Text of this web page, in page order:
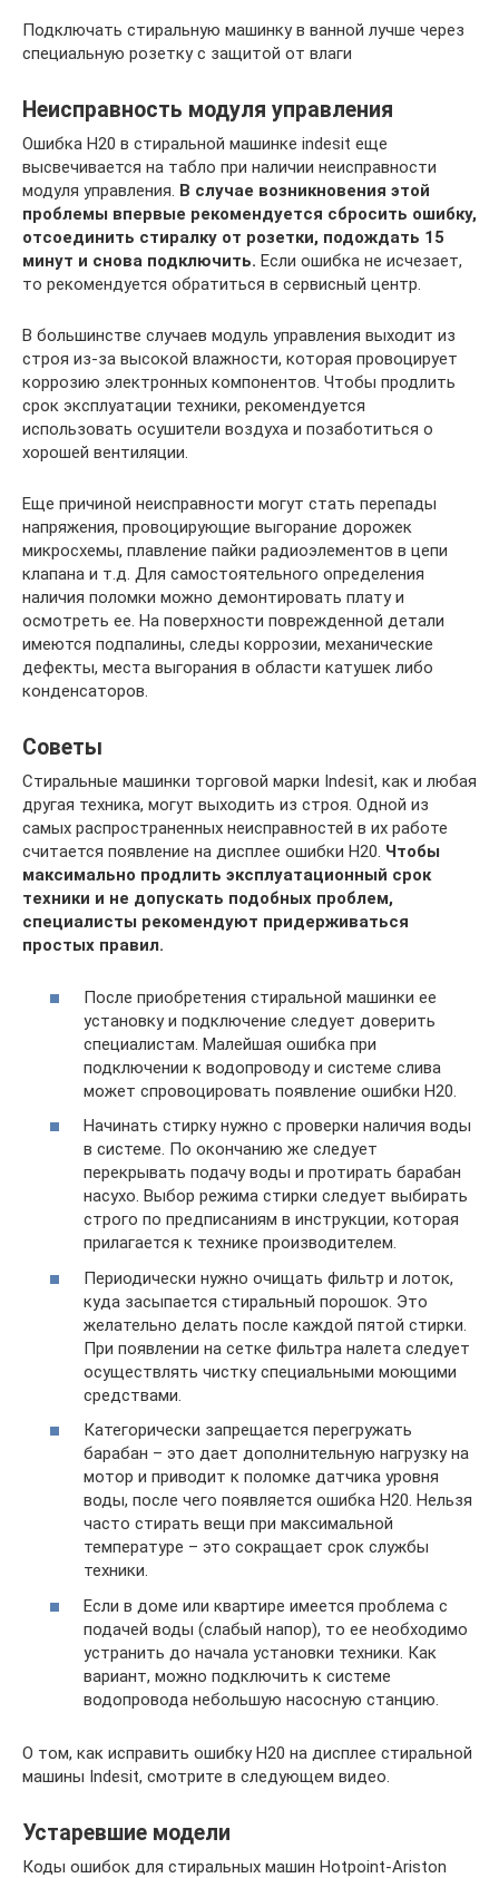
Подключать стиральную машинку в ванной лучше через
специальную розетку с защитой от влаги
Неисправность модуля управления
Ошибка H20 в стиральной машинке indesit еще
высвечивается на табло при наличии неисправности
модуля управления. В случае возникновения этой
проблемы впервые рекомендуется сбросить ошибку,
отсоединить стиралку от розетки, подождать 15
минут и снова подключить. Если ошибка не исчезает,
то рекомендуется обратиться в сервисный центр.
В большинстве случаев модуль управления выходит из
строя из-за высокой влажности, которая провоцирует
коррозию электронных компонентов. Чтобы продлить
срок эксплуатации техники, рекомендуется
использовать осушители воздуха и позаботиться о
хорошей вентиляции.
Еще причиной неисправности могут стать перепады
напряжения, провоцирующие выгорание дорожек
микросхемы, плавление пайки радиоэлементов в цепи
клапана и т.д. Для самостоятельного определения
наличия поломки можно демонтировать плату и
осмотреть ее. На поверхности поврежденной детали
имеются подпалины, следы коррозии, механические
дефекты, места выгорания в области катушек либо
конденсаторов.
Советы
Стиральные машинки торговой марки Indesit, как и любая
другая техника, могут выходить из строя. Одной из
самых распространенных неисправностей в их работе
считается появление на дисплее ошибки H20. Чтобы
максимально продлить эксплуатационный срок
техники и не допускать подобных проблем,
специалисты рекомендуют придерживаться
простых правил.
После приобретения стиральной машинки ее
установку и подключение следует доверить
специалистам. Малейшая ошибка при
подключении к водопроводу и системе слива
может спровоцировать появление ошибки H20.
Начинать стирку нужно с проверки наличия воды
в системе. По окончанию же следует
перекрывать подачу воды и протирать барабан
насухо. Выбор режима стирки следует выбирать
строго по предписаниям в инструкции, которая
прилагается к технике производителем.
Периодически нужно очищать фильтр и лоток,
куда засыпается стиральный порошок. Это
желательно делать после каждой пятой стирки.
При появлении на сетке фильтра налета следует
осуществлять чистку специальными моющими
средствами.
Категорически запрещается перегружать
барабан – это дает дополнительную нагрузку на
мотор и приводит к поломке датчика уровня
воды, после чего появляется ошибка H20. Нельзя
часто стирать вещи при максимальной
температуре – это сокращает срок службы
техники.
Если в доме или квартире имеется проблема с
подачей воды (слабый напор), то ее необходимо
устранить до начала установки техники. Как
вариант, можно подключить к системе
водопровода небольшую насосную станцию.
О том, как исправить ошибку H20 на дисплее стиральной
машины Indesit, смотрите в следующем видео.
Устаревшие модели
Коды ошибок для стиральных машин Hotpoint-Ariston